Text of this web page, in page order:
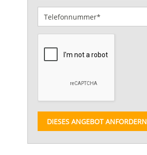
DIESES ANGEBOT ANFORDERN